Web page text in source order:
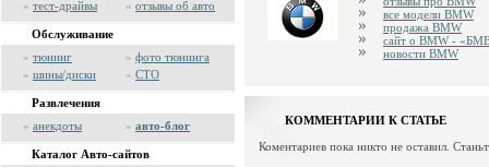
» тест-драйвы » отзывы об авто
Обслуживание
» тюнинг » фото тюнинга
» шины/диски » СТО
Развлечения
» анекдоты » авто-блог
Каталог Авто-сайтов
все модели BMW
продажа BMW
сайт о BMW -
новости BMW
КОММЕНТАРИИ К СТАТЬЕ
Коментариев пока никто не оставил.